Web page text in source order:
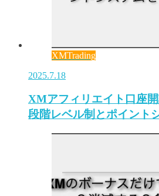
XMTrading
2025.7.18
XMアフィリエイト口座
段階レベル制とポイント